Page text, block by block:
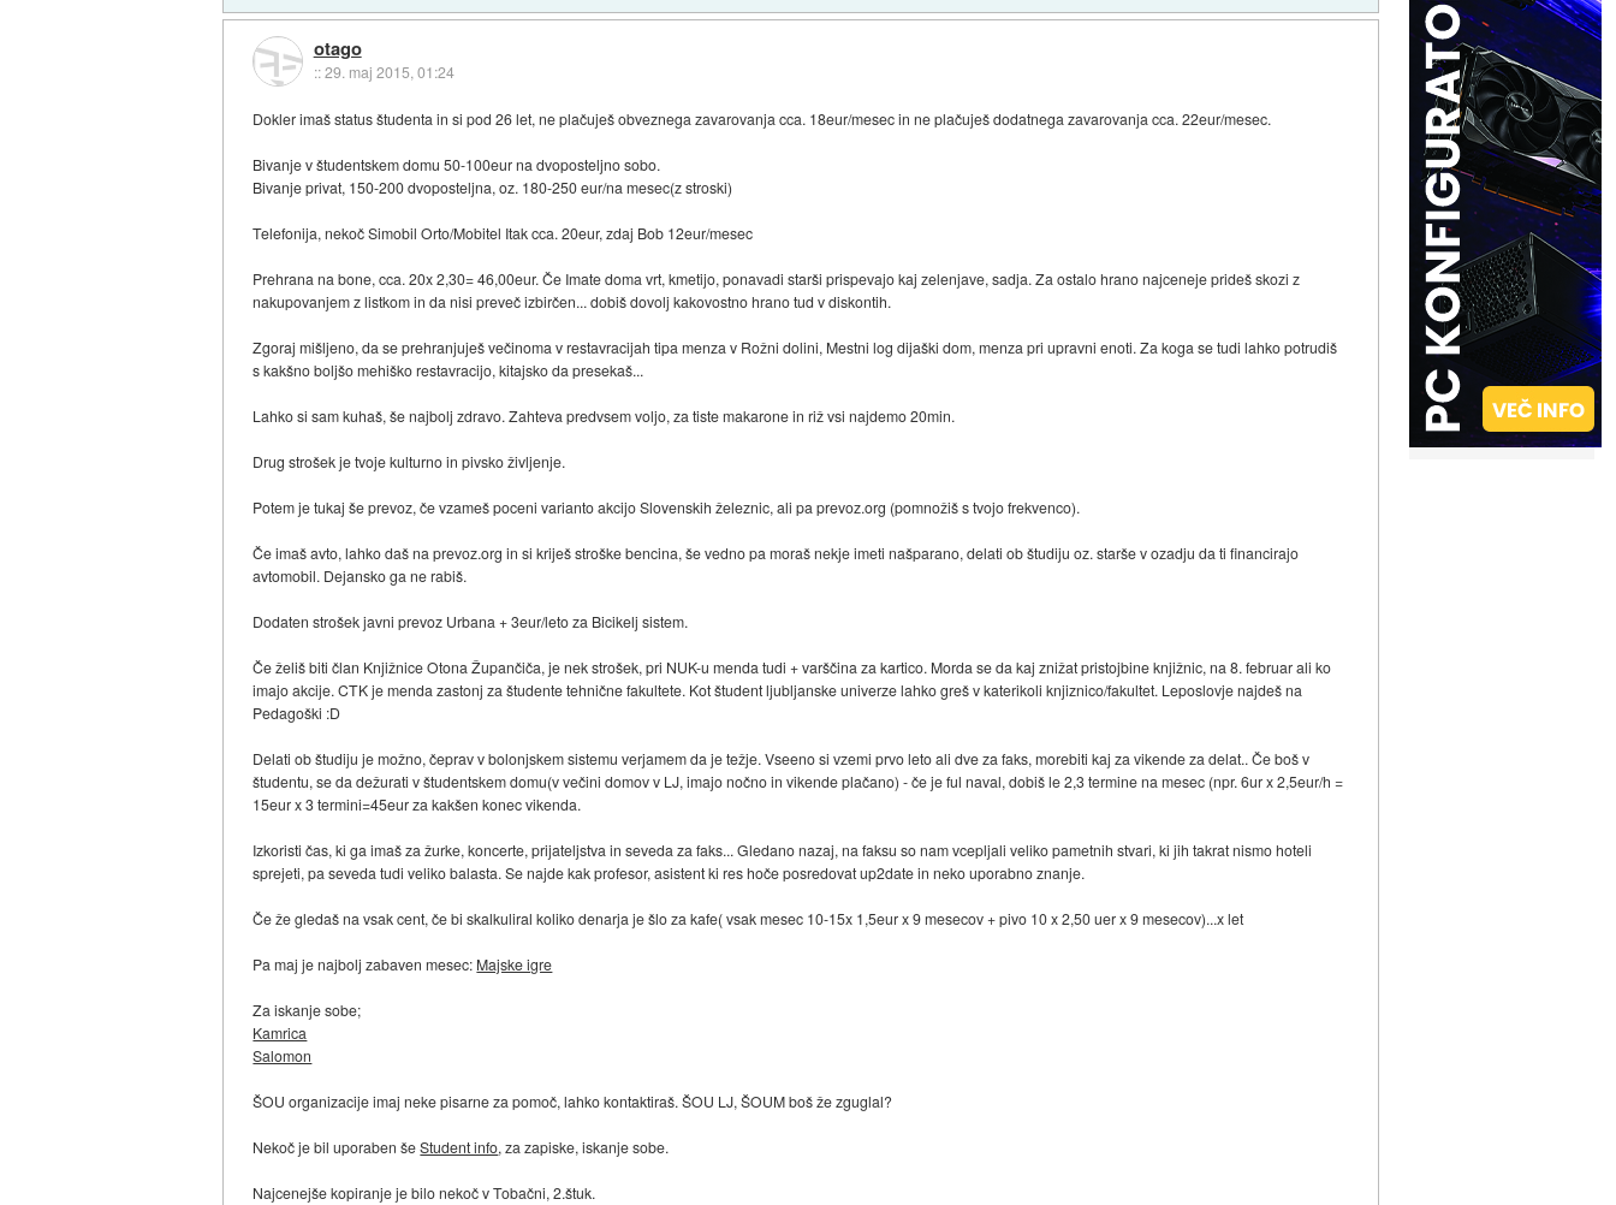
otago
::29. maj 2015, 01:24
Dokler imaš status študenta in si pod 26 let, ne plačuješ obveznega zavarovanja cca. 18eur/mesec in ne plačuješ dodatnega zavarovanja cca. 22eur/mesec.
Bivanje v študentskem domu 50-100eur na dvoposteljno sobo.
Bivanje privat, 150-200 dvoposteljna, oz. 180-250 eur/na mesec(z stroski)
Telefonija, nekoč Simobil Orto/Mobitel Itak cca. 20eur, zdaj Bob 12eur/mesec
Prehrana na bone, cca. 20x 2,30= 46,00eur. Če Imate doma vrt, kmetijo, ponavadi starši prispevajo kaj zelenjave, sadja. Za ostalo hrano najceneje prideš skozi z
nakupovanjem z listkom in da nisi preveč izbirčen... dobiš dovolj kakovostno hrano tud v diskontih.
Zgoraj mišljeno, da se prehranjuješ večinoma v restavracijah tipa menza v Rožni dolini, Mestni log dijaški dom, menza pri upravni enoti. Za koga se tudi lahko potrudiš
s kakšno boljšo mehiško restavracijo, kitajsko da presekaš...
Lahko si sam kuhaš, še najbolj zdravo. Zahteva predvsem voljo, za tiste makarone in riž vsi najdemo 20min.
Drug strošek je tvoje kulturno in pivsko življenje.
Potem je tukaj še prevoz, če vzameš poceni varianto akcijo Slovenskih železnic, ali pa prevoz.org (pomnožiš s tvojo frekvenco).
Če imaš avto, lahko daš na prevoz.org in si kriješ stroške bencina, še vedno pa moraš nekje imeti našparano, delati ob študiju oz. starše v ozadju da ti financirajo
avtomobil. Dejansko ga ne rabiš.
Dodaten strošek javni prevoz Urbana + 3eur/leto za Bicikelj sistem.
Če želiš biti član Knjižnice Otona Župančiča, je nek strošek, pri NUK-u menda tudi + varščina za kartico. Morda se da kaj znižat pristojbine knjižnic, na 8. februar ali ko
imajo akcije. CTK je menda zastonj za študente tehnične fakultete. Kot študent ljubljanske univerze lahko greš v katerikoli knjiznico/fakultet. Leposlovje najdeš na
Pedagoški :D
Delati ob študiju je možno, čeprav v bolonjskem sistemu verjamem da je težje. Vseeno si vzemi prvo leto ali dve za faks, morebiti kaj za vikende za delat.. Če boš v
študentu, se da dežurati v študentskem domu(v večini domov v LJ, imajo nočno in vikende plačano) - če je ful naval, dobiš le 2,3 termine na mesec (npr. 6ur x 2,5eur/h =
15eur x 3 termini=45eur za kakšen konec vikenda.
Izkoristi čas, ki ga imaš za žurke, koncerte, prijateljstva in seveda za faks... Gledano nazaj, na faksu so nam vcepljali veliko pametnih stvari, ki jih takrat nismo hoteli
sprejeti, pa seveda tudi veliko balasta. Se najde kak profesor, asistent ki res hoče posredovat up2date in neko uporabno znanje.
Če že gledaš na vsak cent, če bi skalkuliral koliko denarja je šlo za kafe( vsak mesec 10-15x 1,5eur x 9 mesecov + pivo 10 x 2,50 uer x 9 mesecov)...x let
Pa maj je najbolj zabaven mesec: Majske igre
Za iskanje sobe;
Kamrica
Salomon
ŠOU organizacije imaj neke pisarne za pomoč, lahko kontaktiraš. ŠOU LJ, ŠOUM boš že zguglal?
Nekoč je bil uporaben šeStudent info, za zapiske, iskanje sobe.
Najcenejše kopiranje je bilo nekoč v Tobačni, 2.štuk.